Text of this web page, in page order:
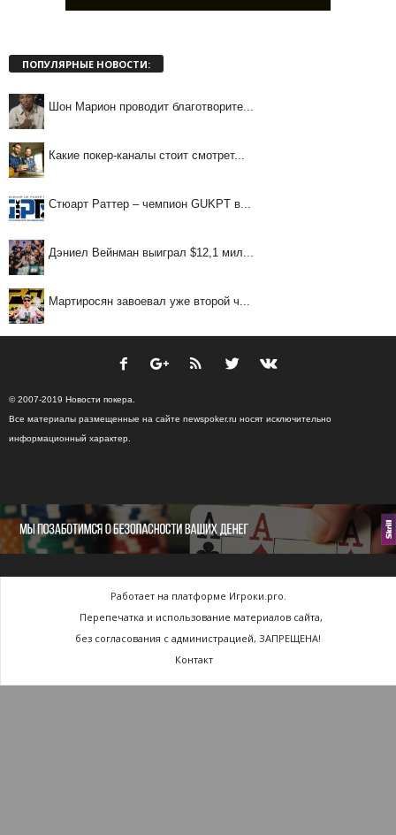
ПОПУЛЯРНЫЕ НОВОСТИ:
Шон Марион проводит благотворите...
Какие покер-каналы стоит смотрет...
Стюарт Раттер – чемпион GUKPT в...
Дэниел Вейнман выиграл $12,1 мил...
Мартиросян завоевал уже второй ч...
© 2007-2019 Новости покера.
Все материалы размещенные на сайте newspoker.ru носят исключительно
информационный характер.
Работает на платформе Игроки.pro.
Перепечатка и использование материалов сайта,
без согласования с администрацией, ЗАПРЕЩЕНА!
Контакт